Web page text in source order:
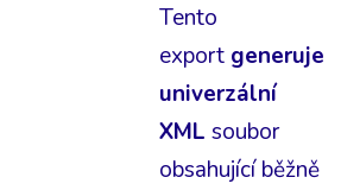
Tento
export generuje
univerzální
XML soubor
obsahující běžně